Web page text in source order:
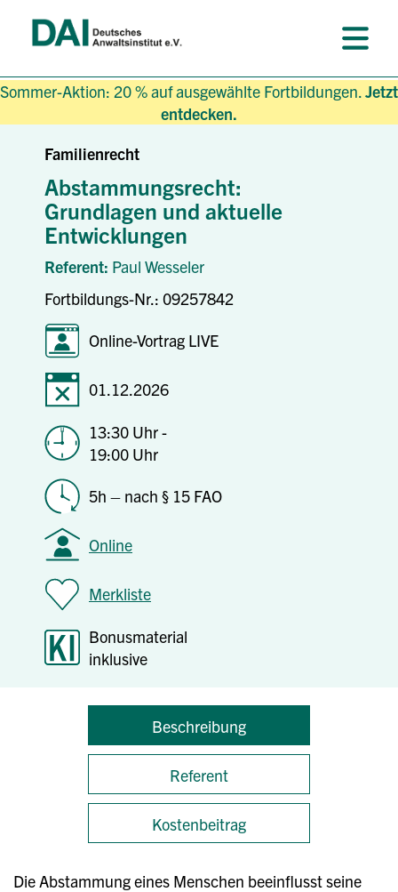
Sommer-Aktion: 20 % auf ausgewählte Fortbildungen.Jetzt
entdecken.
Familienrecht
Abstammungsrecht:
Grundlagen und aktuelle
Entwicklungen
Referent: Paul Wesseler
Fortbildungs-Nr.: 09257842
Online-Vortrag LIVE
01.12.2026
13:30 Uhr -
19:00 Uhr
5h – nach § 15 FAO
Online
Merkliste
Bonusmaterial
inklusive
Beschreibung
Referent
Kostenbeitrag
Die Abstammung eines Menschen beeinflusst seine